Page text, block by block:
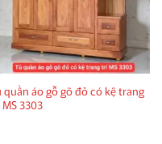
quần áo gỗ gõ đỏ có kệ trang
3303